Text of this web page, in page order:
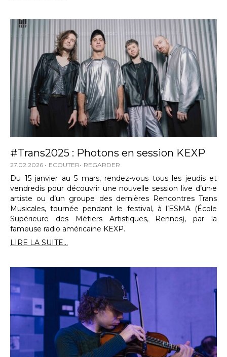
#Trans2025 : Photons en session KEXP
27.02.2026 ECOUTER REGARDER
Du 15 janvier au 5 mars, rendez-vous tous les jeudis et
vendredis pour découvrir une nouvelle session live d’un·e
artiste ou d’un groupe des dernières Rencontres Trans
Musicales, tournée pendant le festival, à l’ESMA (École
Supérieure des Métiers Artistiques, Rennes), par la
fameuse radio américaine KEXP.
LIRE LA SUITE...